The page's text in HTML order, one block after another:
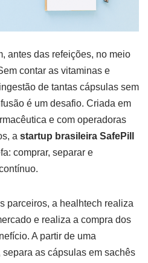
antes das refeições, no meio
contar as vitaminas e
de tantas cápsulas sem
é um desafio. Criada em
e com operadoras
a startup brasileira SafePill
comprar, separar e
parceiros, a healhtech realiza
e realiza a compra dos
A partir de uma
separa as cápsulas em sachês